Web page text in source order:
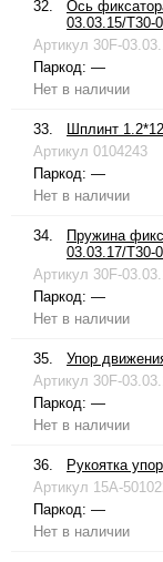
32.
Ось
03.03.15/T30-
Артикул 30F-
Паркод: —
Нет в наличии
33.
Шплинт 1.2*12
Артикул 0104243
Паркод: —
Нет в наличии
34.
Пружина
03.03.17/T30-
Артикул 30F-
Паркод: —
Нет в наличии
35.
Упор
Артикул 30F-
Паркод: —
Нет в наличии
36.
Рукоятка
Артикул 15A-
Паркод: —
Нет в наличии